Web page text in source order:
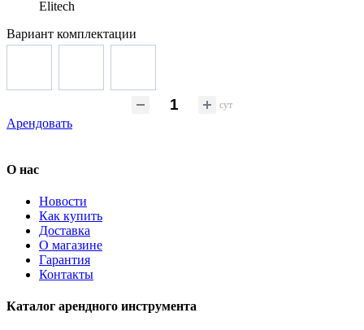
Elitech
Вариант комплектации
сут
Арендовать
О нас
Новости
Как купить
Доставка
О магазине
Гарантия
Контакты
Каталог арендного инструмента